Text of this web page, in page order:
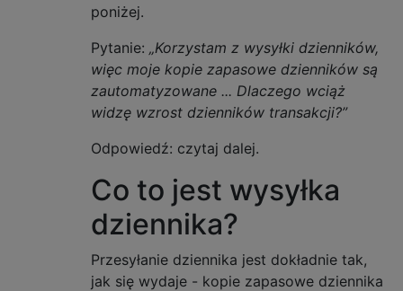
poniżej.
Pytanie: „Korzystam z wysyłki dzienników,
więc moje kopie zapasowe dzienników są
zautomatyzowane ... Dlaczego wciąż
widzę wzrost dzienników transakcji?”
Odpowiedź: czytaj dalej.
Co to jest wysyłka
dziennika?
Przesyłanie dziennika jest dokładnie tak,
jak się wydaje - kopie zapasowe dziennika